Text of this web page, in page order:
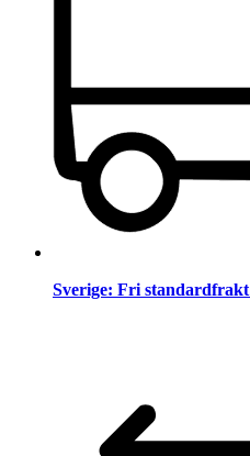
Sverige: Fri standardfrakt